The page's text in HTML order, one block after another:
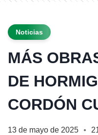
Noticias
MÁS
DE
CORDÓN
13 de mayo de 2025 ●